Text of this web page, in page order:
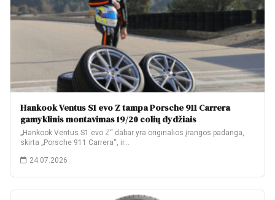
Hankook Ventus S1 evo Z tampa Porsche 911 Carrera
gamyklinis montavimas 19/20 colių dydžiais
„Hankook Ventus S1 evo Z“ dabar yra originalios įrangos padanga,
skirta „Porsche 911 Carrera“, ir…
24.07.2026